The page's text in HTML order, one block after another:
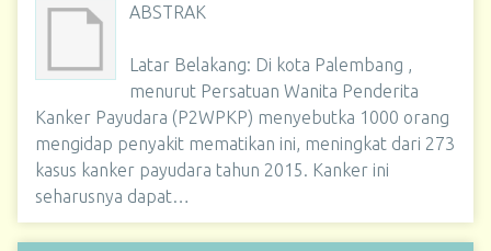
ABSTRAK
Latar Belakang: Di kota Palembang ,
menurut Persatuan Wanita Penderita
Kanker Payudara (P2WPKP) menyebutka 1000 orang
mengidap penyakit mematikan ini, meningkat dari 273
kasus kanker payudara tahun 2015. Kanker ini
seharusnya dapat…